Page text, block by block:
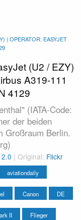
| OPERATOR: EASYJET
(U2 / EZY)
A319-111
4129
(IATA-Code:
der beiden
Großraum Berlin.
| Original: Flickr
aviationdaily
Canon DE
II Flieger